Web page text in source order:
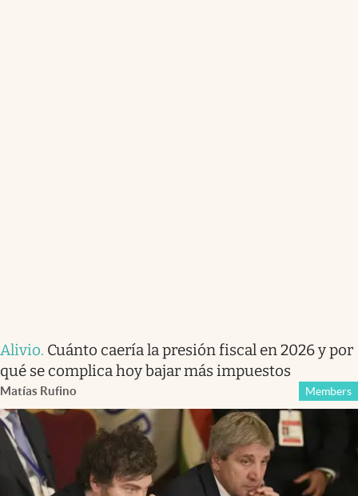
Alivio. Cuánto caería la presión fiscal en 2026 y por
qué se complica hoy bajar más impuestos
Matías Rufino Members